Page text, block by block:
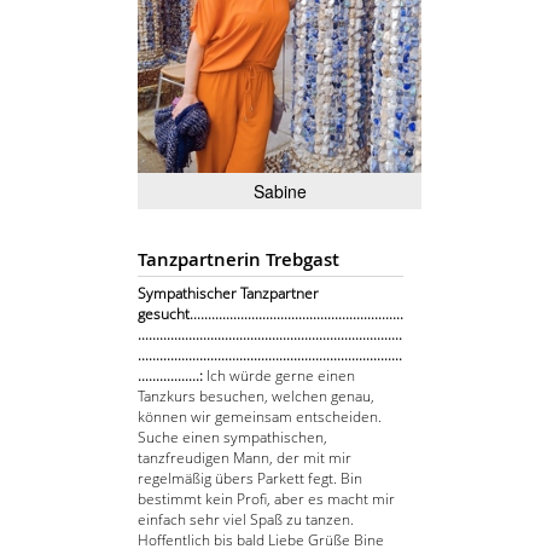
Sabine
Tanzpartnerin Trebgast
Sympathischer Tanzpartner
gesucht...........................................................
.........................................................................
.........................................................................
.................: Ich würde gerne einen
Tanzkurs besuchen, welchen genau,
können wir gemeinsam entscheiden.
Suche einen sympathischen,
tanzfreudigen Mann, der mit mir
regelmäßig übers Parkett fegt. Bin
bestimmt kein Profi, aber es macht mir
einfach sehr viel Spaß zu tanzen.
Hoffentlich bis bald Liebe Grüße Bine